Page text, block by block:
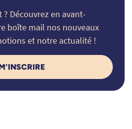
Découvrez en avant-
boîte mail nos nouveaux
et notre actualité !